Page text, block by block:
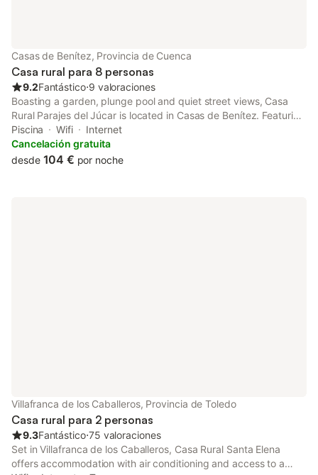
Casas de Benítez, Provincia de Cuenca
Casa rural para 8 personas
9.2Fantástico⋅9 valoraciones
Boasting a garden, plunge pool and quiet street views, Casa
Rural Parajes del Júcar is located in Casas de Benítez. Featuring
a 24-hour front desk, this property also provides guests with a
picnic area.
Piscina Wifi
Internet
Cancelación gratuita
desde 104 € por noche
Villafranca de los Caballeros, Provincia de Toledo
Casa rural para 2 personas
9.3Fantástico⋅75 valoraciones
Set in Villafranca de los Caballeros, Casa Rural Santa Elena
offers accommodation with air conditioning and access to a